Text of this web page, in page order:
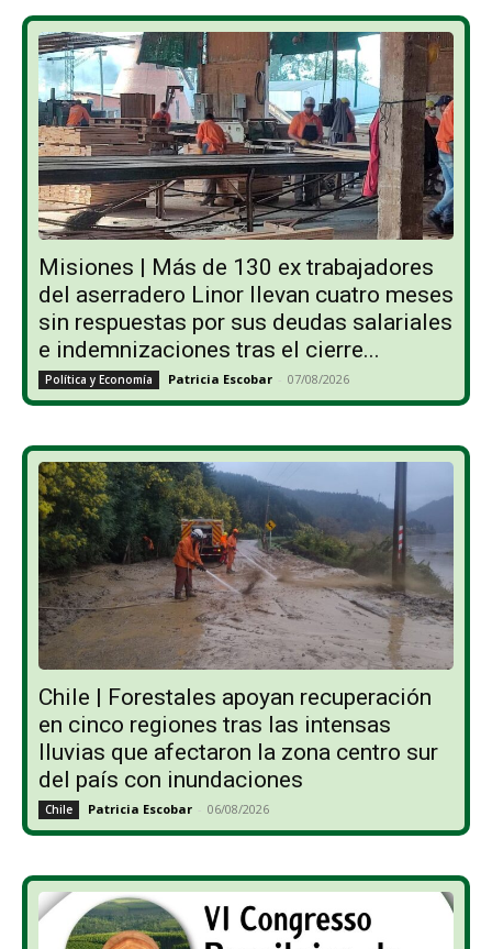
Misiones | Más de 130 ex trabajadores
del aserradero Linor llevan cuatro meses
sin respuestas por sus deudas salariales
e indemnizaciones tras el cierre...
Política y Economía Patricia Escobar - 07/08/2026
Chile | Forestales apoyan recuperación
en cinco regiones tras las intensas
lluvias que afectaron la zona centro sur
del país con inundaciones
Chile Patricia Escobar - 06/08/2026